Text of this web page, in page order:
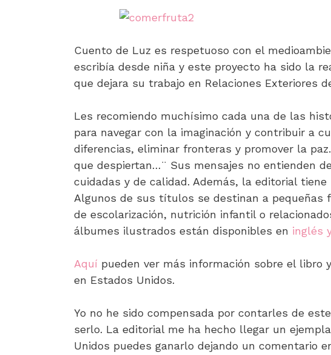
Cuento de Luz es respetuoso con el
escribía desde niña y este proyecto ha sido la
que dejara su trabajo en Relaciones Exteriores
Les recomiendo muchísimo cada una de las
para navegar con la imaginación y contribuir a
diferencias, eliminar fronteras y promover la
que despiertan…¨ Sus mensajes no entienden
cuidadas y de calidad. Además, la editorial
Algunos de sus títulos se destinan a pequeñas
de escolarización, nutrición infantil o
álbumes ilustrados están disponibles en inglés
Aquí pueden ver más información sobre el libro y
en Estados Unidos.
Yo no he sido compensada por contarles de
serlo. La editorial me ha hecho llegar un
Unidos puedes ganarlo dejando un comentario